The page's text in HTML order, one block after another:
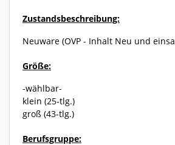
Zustandsbeschreibung:
Neuware (OVP - Inhalt Neu und
Größe:
-wählbar-
klein (25-tlg.)
groß (43-tlg.)
Berufsgruppe: